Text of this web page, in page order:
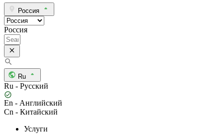
Россия
Россия
Ru
Ru - Русский
En - Английский
Cn - Китайский
Услуги